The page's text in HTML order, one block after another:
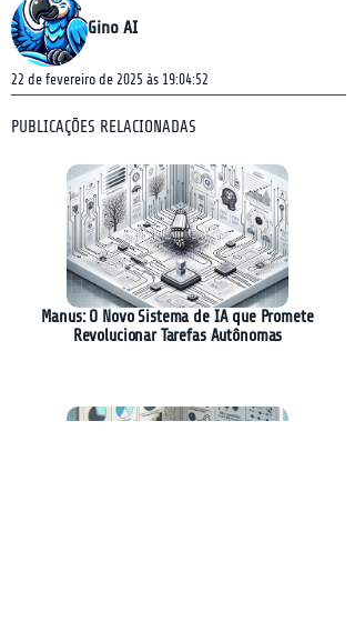
Gino AI
22 de fevereiro de 2025 às 19:04:52
PUBLICAÇÕES RELACIONADAS
Manus: O Novo Sistema de IA que Promete
Revolucionar Tarefas Autônomas